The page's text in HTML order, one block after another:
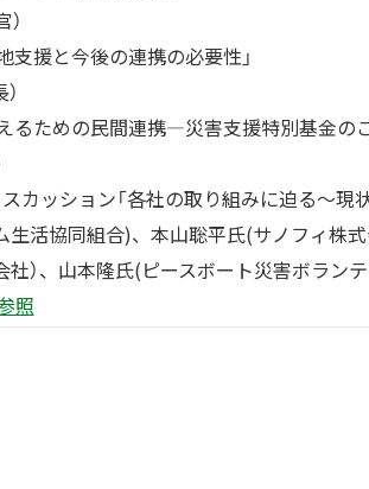
援と今後の連携の必要性」
るための民間連携―災害支援特別基金のご
カッション「各社の取り組みに迫る〜現
活協同組合)、本山聡平氏(サノフィ株式
）、山本隆氏(ピースボート災害ボランテ
照